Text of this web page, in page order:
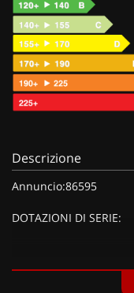
Descrizione
Annuncio:86595
DOTAZIONI DI SERIE: